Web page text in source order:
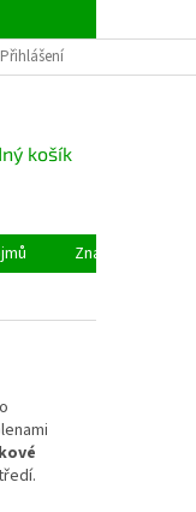
OCHRANY OSOBNÍCH
Přihlášení
košík
Značky